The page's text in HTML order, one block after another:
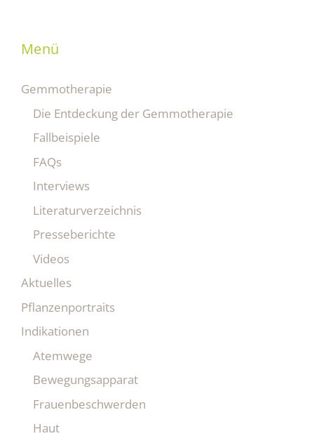
Menü
Gemmotherapie
Die Entdeckung der Gemmotherapie
Fallbeispiele
FAQs
Interviews
Literaturverzeichnis
Presseberichte
Videos
Aktuelles
Pflanzenportraits
Indikationen
Atemwege
Bewegungsapparat
Frauenbeschwerden
Haut